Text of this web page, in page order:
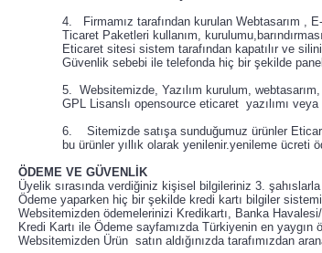
4. Firmamız tarafından kurulan Webtasarım ,
Ticaret Paketleri kullanım,
Eticaret sitesi sistem tarafından kapatılır ve
Güvenlik sebebi ile telefonda hiç bir şekilde
5. Websitemizde, Yazılım kurulum,
GPL Lisanslı opensource eticaret yazılımı
6. Sitemizde satışa sunduğumuz ürünler
bu ürünler yıllık olarak yenilenir.yenileme ücreti
ÖDEME VE GÜVENLİK
Üyelik sırasında verdiğiniz kişisel bilgileriniz 3.
Ödeme yaparken hiç bir şekilde kredi kartı bilgiler
Websitemizden ödemelerinizi Kredikartı, Banka
Kredi Kartı ile Ödeme sayfamızda Türkiyenin en
Websitemizden Ürün satın aldığınızda tarafımızdan